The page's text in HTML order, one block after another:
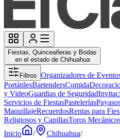
Fiestas, Quinceañeras y Bodas
en el estado de Chihuahua
Filtros Organizadores de
PortátilesBartendersComida
y VideoGuardias de Seguridad
Servicios de FiestasPastelerías
MaquillajeRecuerdosRentas para
Religiosos y CapillasToros
Inicio
/ Chihuahua/